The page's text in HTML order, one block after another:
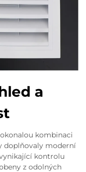
a
kombinaci
doplňovaly moderní
kontrolu
z odolných